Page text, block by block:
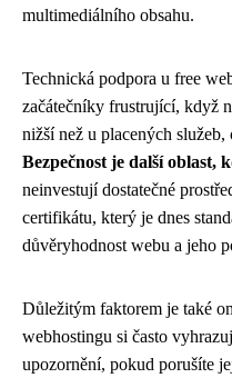
multimediálního obsahu.
Technická podpora u free
začátečníky frustrující, když
nižší než u placených
Bezpečnost je další oblast,
neinvestují dostatečné
certifikátu, který je dnes
důvěryhodnost webu a jeho
Důležitým faktorem je také
webhostingu si často
upozornění, pokud porušíte